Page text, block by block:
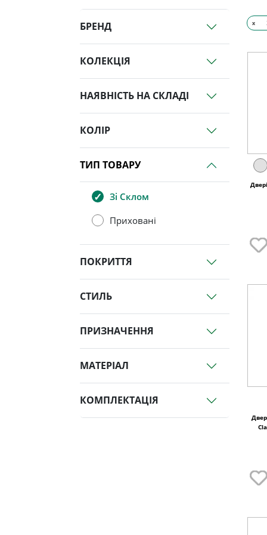
БРЕНД
КОЛЕКЦІЯ
НАЯВНІСТЬ НА СКЛАДІ
КОЛІР
ТИП ТОВАРУ
Зі Склом
Приховані
ПОКРИТТЯ
СТИЛЬ
ПРИЗНАЧЕННЯ
МАТЕРІАЛ
КОМПЛЕКТАЦІЯ
x